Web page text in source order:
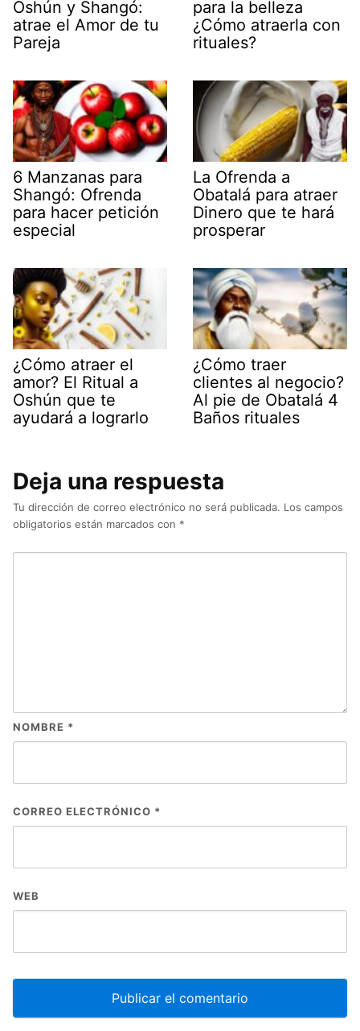
Oshún y Shangó:
atrae el Amor de tu
Pareja
para la belleza
¿Cómo atraerla con
rituales?
6 Manzanas para
Shangó: Ofrenda
para hacer petición
especial
La Ofrenda a
Obatalá para atraer
Dinero que te hará
prosperar
¿Cómo atraer el
amor? El Ritual a
Oshún que te
ayudará a lograrlo
¿Cómo traer
clientes al negocio?
Al pie de Obatalá 4
Baños rituales
Deja una respuesta
Tu dirección de correo electrónico no será publicada. Los campos
obligatorios están marcados con *
NOMBRE *
CORREO ELECTRÓNICO *
WEB